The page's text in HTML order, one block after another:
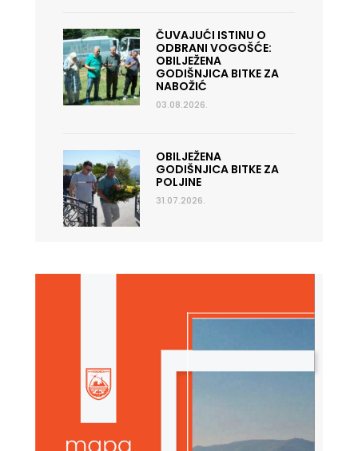
ČUVAJUĆI ISTINU O
ODBRANI VOGOŠĆE:
OBILJEŽENA
GODIŠNJICA BITKE ZA
NABOŽIĆ
03.08.2026.
OBILJEŽENA
GODIŠNJICA BITKE ZA
POLJINE
31.07.2026.